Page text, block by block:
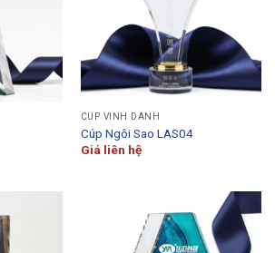
CÚP VINH DANH
Cúp Ngôi Sao LAS04
Giá liên hệ